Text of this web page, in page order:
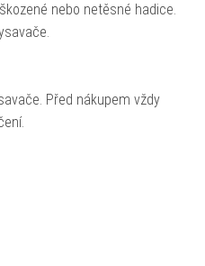
nebo netěsné hadice.
Před nákupem vždy